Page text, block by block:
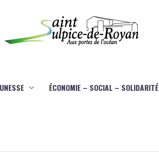
ÉCONOMIE – SOCIAL – SOLIDARITÉ